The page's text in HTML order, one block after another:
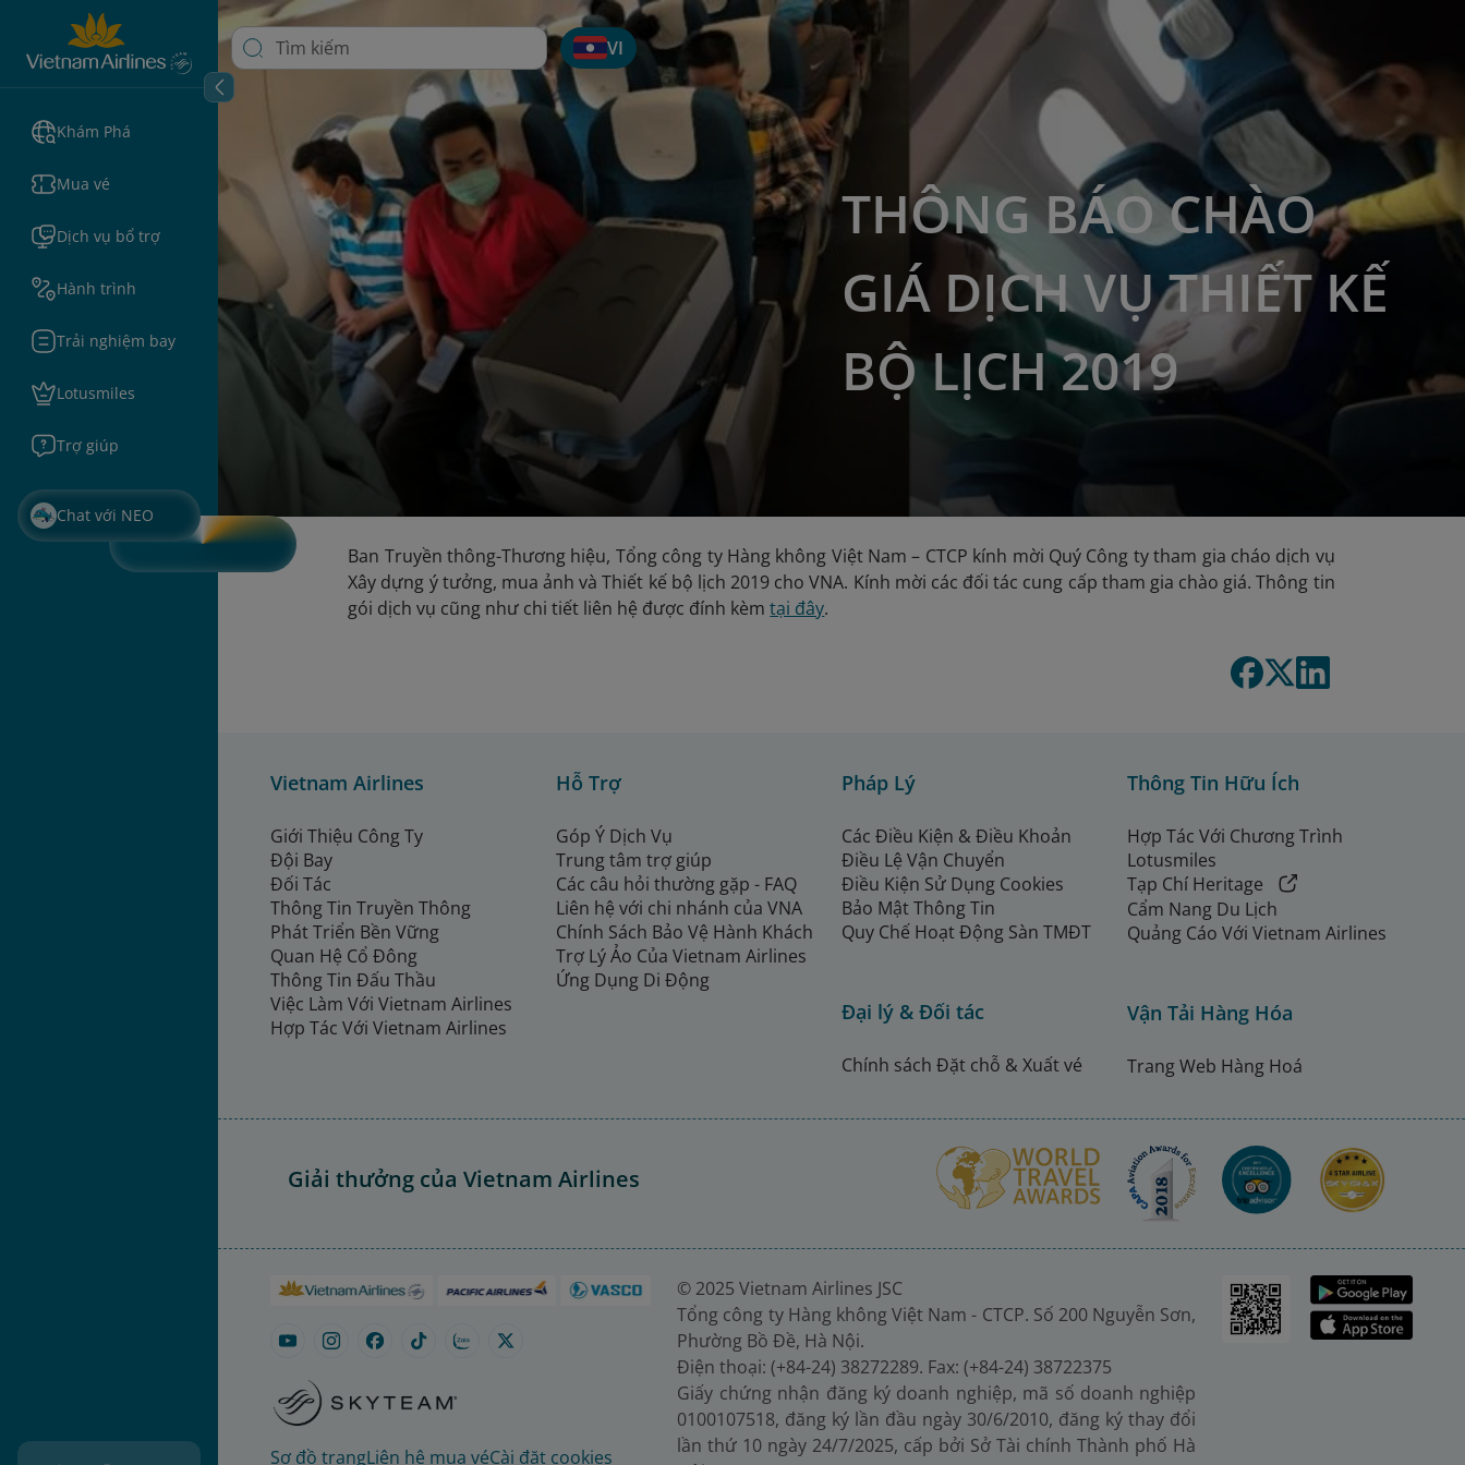
Khám Phá
Mua vé
Dịch vụ bổ trợ
Hành trình
Trải nghiệm bay
Lotusmiles
Trợ giúp
Chat với NEO
VI
THÔNG BÁO CHÀO
GIÁ DỊCH VỤ THIẾT KẾ
BỘ LỊCH 2019
Ban Truyền thông-Thương hiệu, Tổng công ty Hàng không Việt Nam – CTCP kính mời Quý Công ty tham gia cháo dịch vụ
Xây dựng ý tưởng, mua ảnh và Thiết kế bộ lịch 2019 cho VNA. Kính mời các đối tác cung cấp tham gia chào giá. Thông tin
gói dịch vụ cũng như chi tiết liên hệ được đính kèmtại đây.
Vietnam Airlines
Giới Thiệu Công Ty
Đội Bay
Đối Tác
Thông Tin Truyền Thông
Phát Triển Bền Vững
Quan Hệ Cổ Đông
Thông Tin Đấu Thầu
Việc Làm Với Vietnam Airlines
Hợp Tác Với Vietnam Airlines
Hỗ Trợ
Góp Ý Dịch Vụ
Trung tâm trợ giúp
Các câu hỏi thường gặp - FAQ
Liên hệ với chi nhánh của VNA
Chính Sách Bảo Vệ Hành Khách
Trợ Lý Ảo Của Vietnam Airlines
Ứng Dụng Di Động
Pháp Lý
Các Điều Kiện & Điều Khoản
Điều Lệ Vận Chuyển
Điều Kiện Sử Dụng Cookies
Bảo Mật Thông Tin
Quy Chế Hoạt Động Sàn TMĐT
Đại lý & Đối tác
Chính sách Đặt chỗ & Xuất vé
Thông Tin Hữu Ích
Hợp Tác Với Chương Trình
Lotusmiles
Tạp Chí Heritage
Cẩm Nang Du Lịch
Quảng Cáo Với Vietnam Airlines
Vận Tải Hàng Hóa
Trang Web Hàng Hoá
Giải thưởng của Vietnam Airlines
Sơ đồ trangLiên hệ mua véCài đặt cookies
© 2025 Vietnam Airlines JSC
Tổng công ty Hàng không Việt Nam - CTCP. Số 200 Nguyễn Sơn,
Phường Bồ Đề, Hà Nội.
Điện thoại: (+84-24) 38272289. Fax: (+84-24) 38722375
Giấy chứng nhận đăng ký doanh nghiệp, mã số doanh nghiệp
0100107518, đăng ký lần đầu ngày 30/6/2010, đăng ký thay đổi
lần thứ 10 ngày 24/7/2025, cấp bởi Sở Tài chính Thành phố Hà